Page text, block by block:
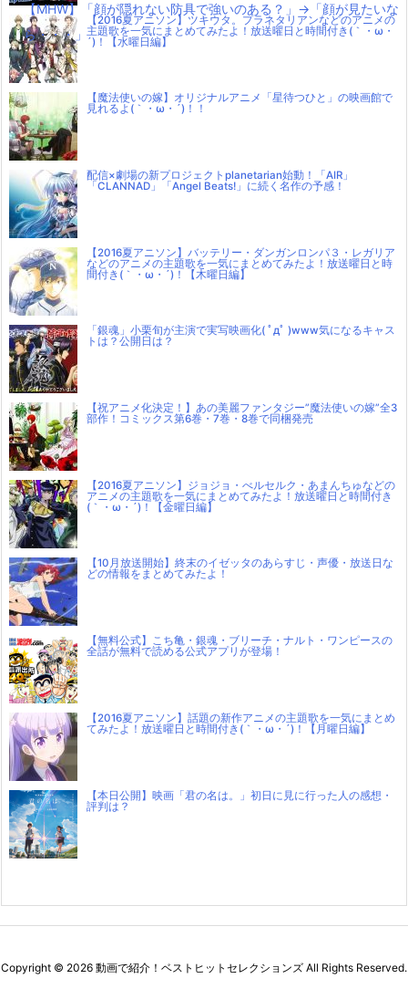
【MHW】「顔が隠れない防具で強いのある？」→「顔が見たいな
ら・・・」
【2016夏アニソン】ツキウタ。プラネタリアンなどのアニメの
主題歌を一気にまとめてみたよ！放送曜日と時間付き(｀・ω・
´)！【水曜日編】
【魔法使いの嫁】オリジナルアニメ「星待つひと」の映画館で
見れるよ(｀・ω・´)！！
配信×劇場の新プロジェクトplanetarian始動！「AIR」
「CLANNAD」「Angel Beats!」に続く名作の予感！
【2016夏アニソン】バッテリー・ダンガンロンパ３・レガリア
などのアニメの主題歌を一気にまとめてみたよ！放送曜日と時
間付き(｀・ω・´)！【木曜日編】
「銀魂」小栗旬が主演で実写映画化( ﾟдﾟ )www気になるキャス
トは？公開日は？
【祝アニメ化決定！】あの美麗ファンタジー”魔法使いの嫁”全3
部作！コミックス第6巻・7巻・8巻で同梱発売
【2016夏アニソン】ジョジョ・べルセルク・あまんちゅなどの
アニメの主題歌を一気にまとめてみたよ！放送曜日と時間付き
(｀・ω・´)！【金曜日編】
【10月放送開始】終末のイゼッタのあらすじ・声優・放送日な
どの情報をまとめてみたよ！
【無料公式】こち亀・銀魂・ブリーチ・ナルト・ワンピースの
全話が無料で読める公式アプリが登場！
【2016夏アニソン】話題の新作アニメの主題歌を一気にまとめ
てみたよ！放送曜日と時間付き(｀・ω・´)！【月曜日編】
【本日公開】映画「君の名は。」初日に見に行った人の感想・
評判は？
Copyright © 2026 動画で紹介！ベストヒットセレクションズ All Rights Reserved.